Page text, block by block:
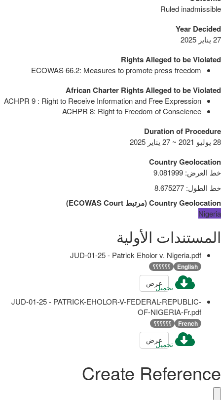
Ruled inadmissible
Year Decided
27 يناير 2025
Rights Alleged to be Violated
ECOWAS 66.2: Measures to promote press freedom
African Charter Rights Alleged to be Violated
ACHPR 9 : Right to Receive Information and Free Expression
ACHPR 8: Right to Freedom of Conscience
Duration of Procedure
28 يوليو 2021 ~ 27 يناير 2025
Country Geolocation
خط العرض:
9.081999
خط الطول:
8.675277
Country Geolocation
(مرتبط ECOWAS Court
)
Nigeria
المستندات الأولية
JUD-01-25 - Patrick Eholor v. Nigeria.pdf
English ؟؟؟؟؟؟
تحميلعرض
JUD-01-25 - PATRICK-EHOLOR-V-FEDERAL-REPUBLIC-
OF-NIGERIA-Fr.pdf
French ؟؟؟؟؟؟
تحميلعرض
Create Reference